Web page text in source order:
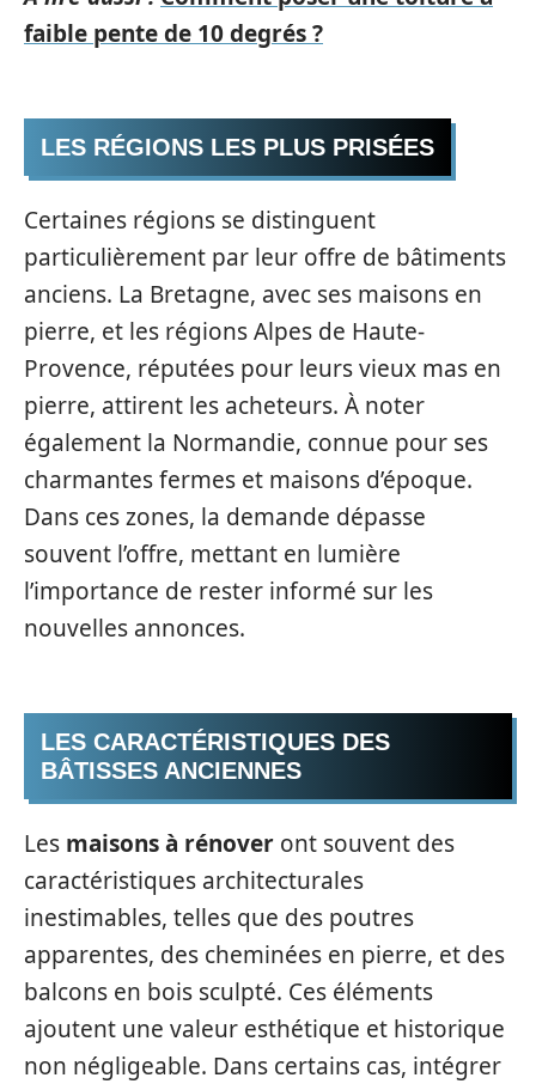
faible pente de 10 degrés ?
LES RÉGIONS LES PLUS PRISÉES
Certaines régions se distinguent
particulièrement par leur offre de bâtiments
anciens. La Bretagne, avec ses maisons en
pierre, et les régions Alpes de Haute-
Provence, réputées pour leurs vieux mas en
pierre, attirent les acheteurs. À noter
également la Normandie, connue pour ses
charmantes fermes et maisons d’époque.
Dans ces zones, la demande dépasse
souvent l’offre, mettant en lumière
l’importance de rester informé sur les
nouvelles annonces.
LES CARACTÉRISTIQUES DES
BÂTISSES ANCIENNES
Les maisons à rénover ont souvent des
caractéristiques architecturales
inestimables, telles que des poutres
apparentes, des cheminées en pierre, et des
balcons en bois sculpté. Ces éléments
ajoutent une valeur esthétique et historique
non négligeable. Dans certains cas, intégrer